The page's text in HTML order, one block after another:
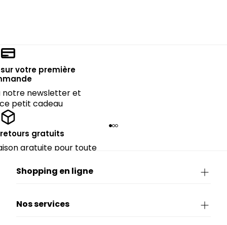
votre première
notre newsletter et
petit cadeau
gratuits
gratuite pour toute
Shopping en ligne
Nos services